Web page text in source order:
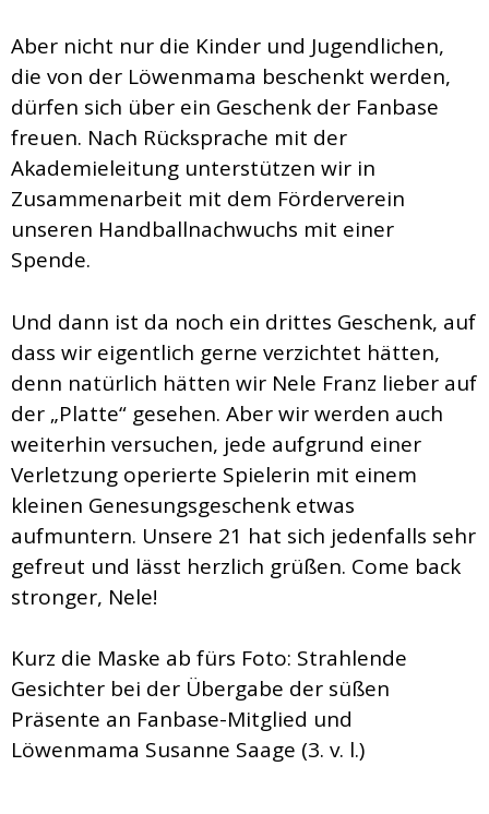
Aber nicht nur die Kinder und Jugendlichen,
die von der Löwenmama beschenkt werden,
dürfen sich über ein Geschenk der Fanbase
freuen. Nach Rücksprache mit der
Akademieleitung unterstützen wir in
Zusammenarbeit mit dem Förderverein
unseren Handballnachwuchs mit einer
Spende.
Und dann ist da noch ein drittes Geschenk, auf
dass wir eigentlich gerne verzichtet hätten,
denn natürlich hätten wir Nele Franz lieber auf
der „Platte“ gesehen. Aber wir werden auch
weiterhin versuchen, jede aufgrund einer
Verletzung operierte Spielerin mit einem
kleinen Genesungsgeschenk etwas
aufmuntern. Unsere 21 hat sich jedenfalls sehr
gefreut und lässt herzlich grüßen. Come back
stronger, Nele!
Kurz die Maske ab fürs Foto: Strahlende
Gesichter bei der Übergabe der süßen
Präsente an Fanbase-Mitglied und
Löwenmama Susanne Saage (3. v. l.)